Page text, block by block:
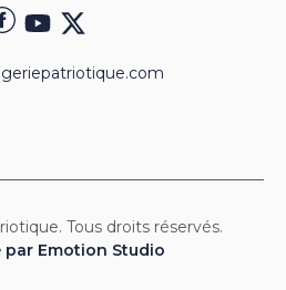
Tous droits réservés.
par Emotion Studio